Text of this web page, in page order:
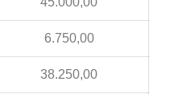
6.750,00
38.250,00